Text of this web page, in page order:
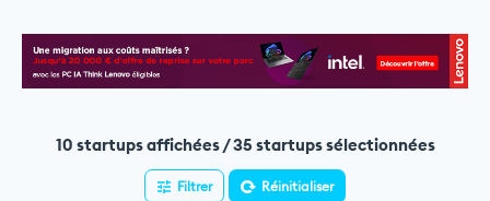
10 startups affichées / 35 startups sélectionnées
Filtrer Réinitialiser